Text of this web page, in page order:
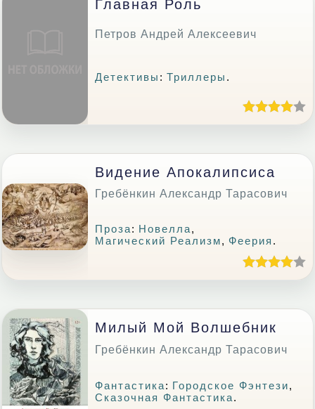
Главная Роль
Петров Андрей Алексеевич
Детективы :Триллеры .
Видение Апокалипсиса
Гребёнкин Александр Тарасович
Проза: Новелла,
Магический Реализм, Феерия .
Милый Мой Волшебник
Гребёнкин Александр Тарасович
Фантастика: Городское Фэнтези,
Сказочная Фантастика.